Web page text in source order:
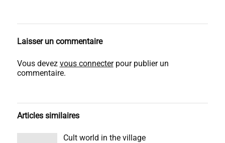
Laisser un commentaire
Vous devez vous connecterpour publier un
commentaire.
Articles similaires
Cult world in the village